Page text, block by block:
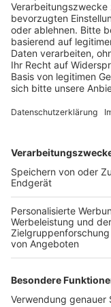
Veröffentlicht:
Anzeige
Kerpens
über 3.000
Bereiche
Entwicklung. Boll
mit der Investition
sie ein
Region sind.
rund 600